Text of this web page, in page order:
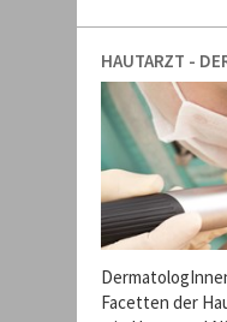
HAUTARZT -
Facetten der